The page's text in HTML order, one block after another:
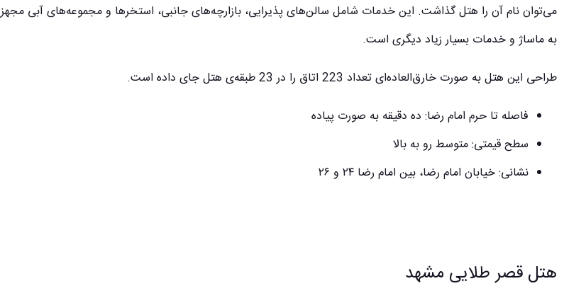
می‌توان نام آن را هتل گذاشت. این خدمات شامل سالن‌های پذیرایی، بازارچه‌های جانبی، استخرها و مجموعه‌های آبی مجهز
به ماساژ و خدمات بسیار زیاد دیگری است.
طراحی این هتل به صورت خارق‌العاده‌ای تعداد 223 اتاق را در 23 طبقه‌ی هتل جای داده است.
فاصله تا حرم امام رضا: ده دقیقه به صورت پیاده
سطح قیمتی: متوسط رو به بالا
نشانی: خیابان امام رضا، بین امام رضا ۲۴ و ۲۶
هتل قصر طلایی مشهد